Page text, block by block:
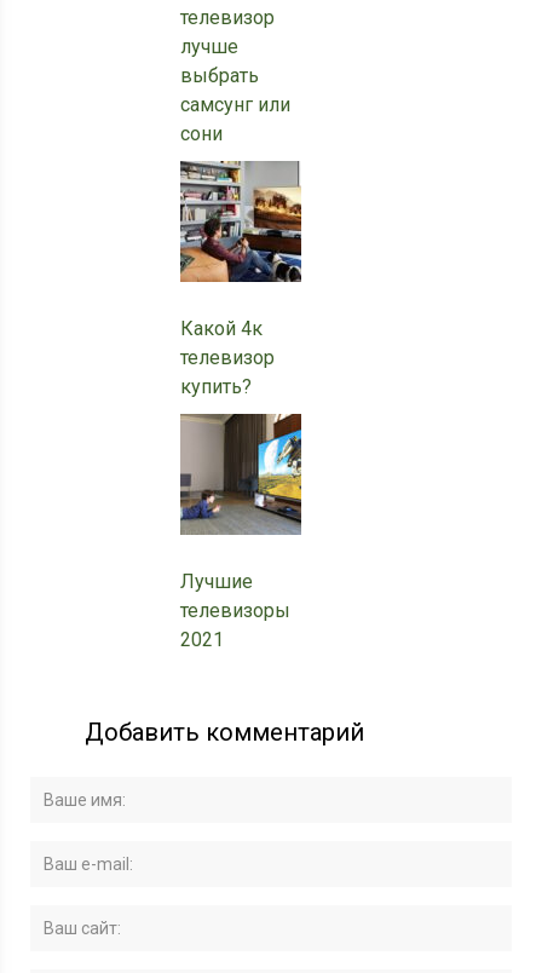
телевизор
лучше
выбрать
самсунг или
сони
Какой 4к
телевизор
купить?
Лучшие
телевизоры
2021
Добавить комментарий